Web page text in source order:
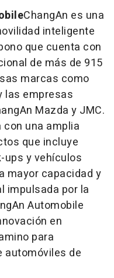
ChangAn es una
inteligente
que cuenta con
de más de 915
marcas como
las empresas
Mazda y JMC.
una amplia
que incluye
ups y vehículos
mayor capacidad y
impulsada por la
Automobile
en
para
automóviles de